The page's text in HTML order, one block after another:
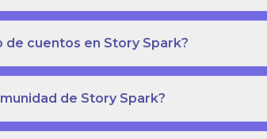
de cuentos en Story Spark?
de Story Spark?